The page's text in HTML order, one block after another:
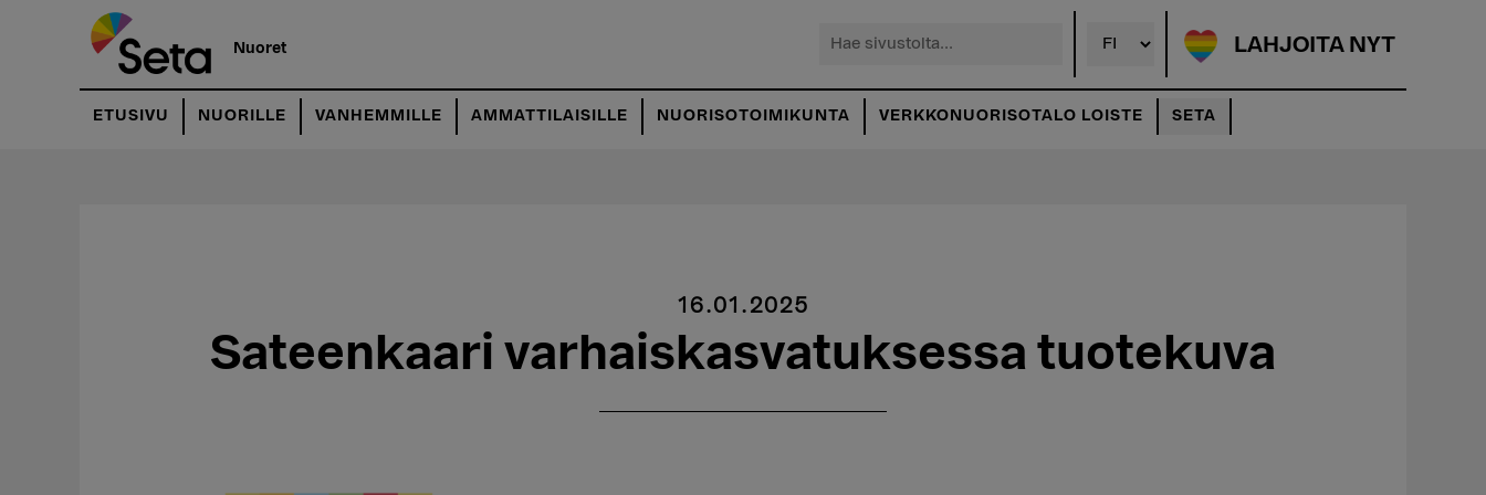
pääsisältöön
Nuoret LAHJOITA NYT
Hae
ETUSIVU NUORILLE VANHEMMILLE AMMATTILAISILLE NUORISOTOIMIKUNTA VERKKONUORISOTALO LOISTE SETA
16.01.2025
Sateenkaari varhaiskasvatuksessa tuotekuva